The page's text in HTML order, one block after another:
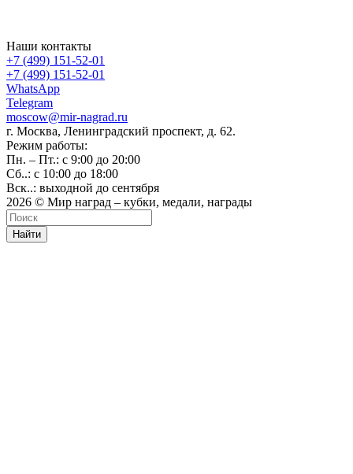
Наши контакты
+7 (499) 151-52-01
+7 (499) 151-52-01
WhatsApp
Telegram
moscow@mir-nagrad.ru
г. Москва, Ленинградский проспект, д. 62.
Режим работы:
Пн. – Пт.: с 9:00 до 20:00
Сб..: с 10:00 до 18:00
Вск..: выходной до сентября
2026 © Мир наград – кубки, медали, награды
Найти